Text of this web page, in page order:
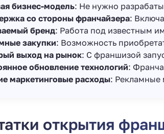
бизнес-модель: Не нужно
со стороны франчайзера:
бренд: Работа под известным
закупки: Возможность
выход на рынок: С франшизой
обновление технологий:
маркетинговые расходы: Рекламные
открытия